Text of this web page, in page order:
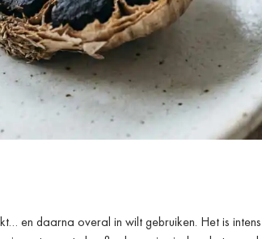
en daarna overal in wilt gebruiken. Het is